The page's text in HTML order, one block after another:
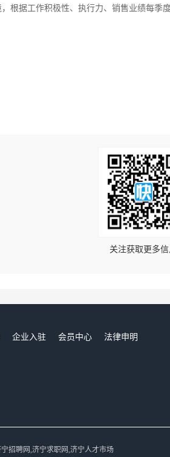
根据工作积极性、执行力、销售业绩每季
关注获取更多
企业入驻 会员中心
法律申明
招聘网,济宁求职网,济宁人才市场